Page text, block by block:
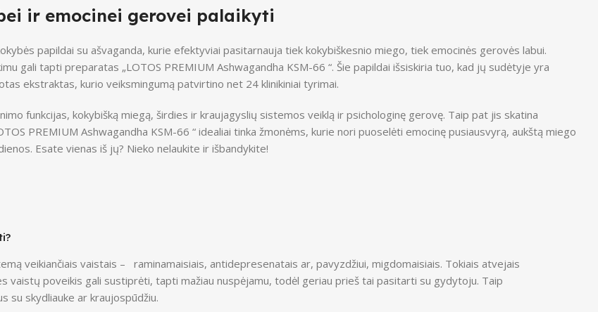
ir emocinei gerovei palaikyti
papildai su ašvaganda, kurie efektyviai pasitarnauja tiek kokybiškesnio miego, tiek emocinės gerovės labui.
gali tapti preparatas „LOTOS PREMIUM Ashwagandha KSM-66 “. Šie papildai išsiskiria tuo, kad jų sudėtyje yra
ekstraktas, kurio veiksmingumą patvirtino net 24 klinikiniai tyrimai.
funkcijas, kokybišką miegą, širdies ir kraujagyslių sistemos veiklą ir psichologinę gerovę. Taip pat jis skatina
PREMIUM Ashwagandha KSM-66 “ idealiai tinka žmonėms, kurie nori puoselėti emocinę pusiausvyrą, aukštą miego
Esate vienas iš jų? Nieko nelaukite ir išbandykite!
veikiančiais vaistais – raminamaisiais, antidepresenatais ar, pavyzdžiui, migdomaisiais. Tokiais atvejais
vaistų poveikis gali sustiprėti, tapti mažiau nuspėjamu, todėl geriau prieš tai pasitarti su gydytoju. Taip
su skydliauke ar kraujospūdžiu.